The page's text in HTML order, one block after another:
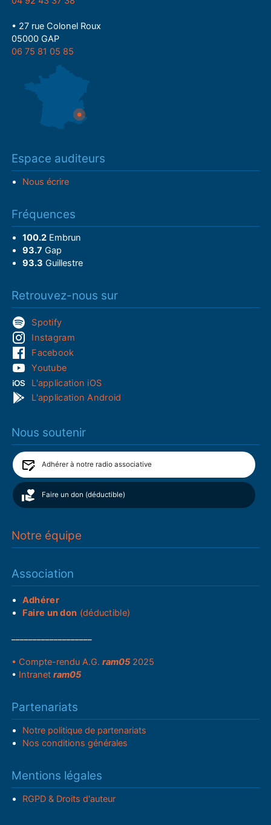
• 27 rue Colonel Roux
05000 GAP
06 75 81 05 85
Espace auditeurs
Nous écrire
Fréquences
100.2Embrun
93.7 Gap
93.3 Guillestre
Retrouvez-nous sur
Spotify
Instagram
Facebook
Youtube
L'application iOS
L'application Android
Nous soutenir
Adhérer à notre radio associative
Faire un don (déductible)
Notre équipe
Association
Adhérer
Faire un don (déductible)
• Compte-rendu A.G.ram05 2025
• Intranetram05
Partenariats
Notre politique de partenariats
Nos conditions générales
Mentions légales
RGPD & Droits d'auteur